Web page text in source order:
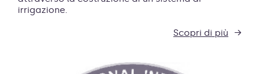
irrigazione.
Scopri di più